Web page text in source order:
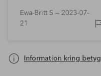
Ewa-Britt S — 2023-07-
21
Information kring betyg